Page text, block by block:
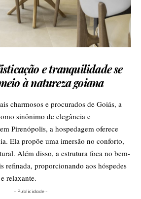
e tranquilidade se
à natureza goiana
charmosos e procurados de Goiás, a
sinônimo de elegância e
Pirenópolis, a hospedagem oferece
Ela propõe uma imersão no conforto,
Além disso, a estrutura foca no bem-
refinada, proporcionando aos hóspedes
relaxante.
- Publicidade -